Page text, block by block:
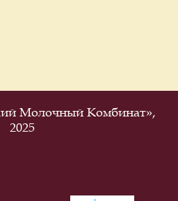
Молочный Комбинат»,
2025